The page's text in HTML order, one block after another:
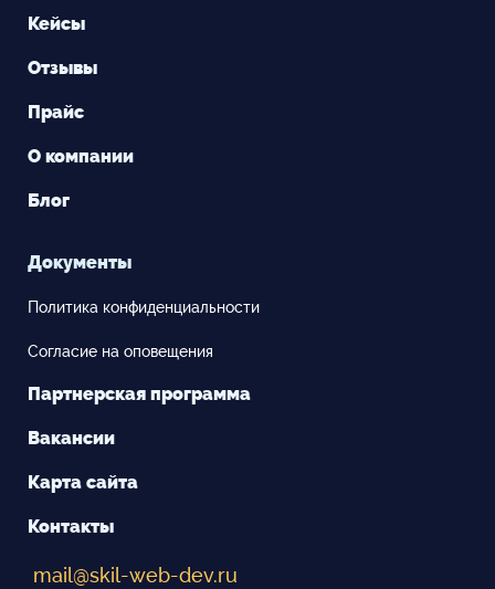
Кейсы
Отзывы
Прайс
О компании
Блог
Документы
Политика конфиденциальности
Согласие на оповещения
Партнерская программа
Вакансии
Карта сайта
Контакты
mail@skil-web-dev.ru